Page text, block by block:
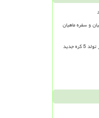
و سفره ماهیان
رشد جمعیت گورخر ایرانی در پارک ملی کویر تولد 5 کره جدید